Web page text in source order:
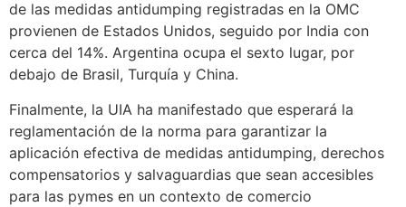
de las medidas antidumping registradas en la OMC
provienen de Estados Unidos, seguido por India con
cerca del 14%. Argentina ocupa el sexto lugar, por
debajo de Brasil, Turquía y China.
Finalmente, la UIA ha manifestado que esperará la
reglamentación de la norma para garantizar la
aplicación efectiva de medidas antidumping, derechos
compensatorios y salvaguardias que sean accesibles
para las pymes en un contexto de comercio